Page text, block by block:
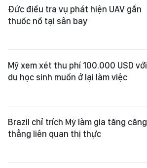
Đức điều tra vụ phát hiện UAV gắn
thuốc nổ tại sân bay
Mỹ xem xét thu phí 100.000 USD với
du học sinh muốn ở lại làm việc
Brazil chỉ trích Mỹ làm gia tăng căng
thẳng liên quan thị thực